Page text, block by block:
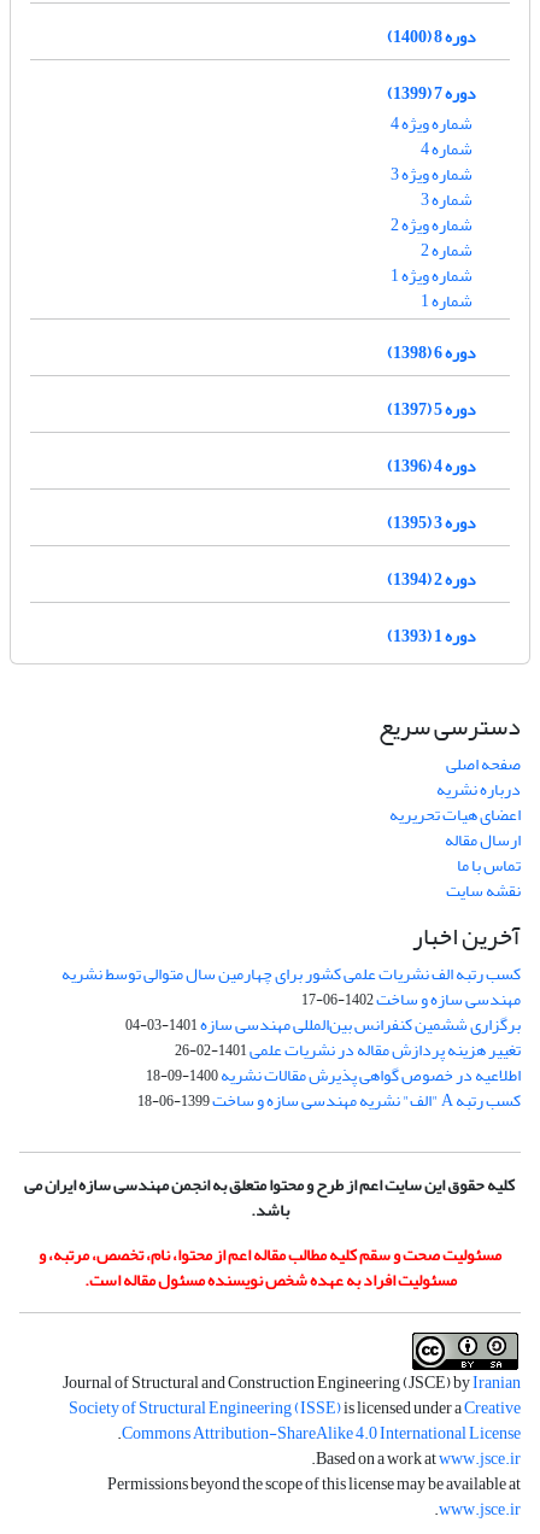
دوره 8 (1400)
دوره 7 (1399)
شماره ویژه 4
شماره 4
شماره ویژه 3
شماره 3
شماره ویژه 2
شماره 2
شماره ویژه 1
شماره 1
دوره 6 (1398)
دوره 5 (1397)
دوره 4 (1396)
دوره 3 (1395)
دوره 2 (1394)
دوره 1 (1393)
دسترسی سریع
صفحه اصلی
درباره نشریه
اعضای هیات تحریریه
ارسال مقاله
تماس با ما
نقشه سایت
آخرین اخبار
کسب رتبه الف نشریات علمی کشور برای چهارمین سال متوالی توسط نشریه
مهندسی سازه و ساخت1402-06-17
برگزاری ششمین کنفرانس بین‌المللی مهندسی سازه1401-03-04
تغییر هزینه پردازش مقاله در نشریات علمی1401-02-26
اطلاعیه در خصوص گواهی پذیرش مقالات نشریه1400-09-18
کسب رتبه A "الف" نشریه مهندسی سازه و ساخت 1399-06-18
کلیه حقوق این سایت اعم از طرح و محتوا متعلق به انجمن مهندسی سازه ایران می
باشد.
مسئولیت صحت و سقم کلیه مطالب مقاله اعم از محتوا، نام، تخصص، مرتبه، و
مسئولیت افراد به عهده شخص نویسنده مسئول مقاله است.
Journal of Structural and Construction Engineering (JSCE) byIranian
Society of Structural Engineering (ISSE)is licensed under aCreative
Commons Attribution-ShareAlike 4.0 International License
.
Based on a work atwww.jsce.ir
.
Permissions beyond the scope of this license may be available at
www.jsce.ir
.